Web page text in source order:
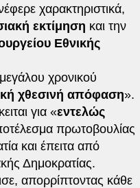
χαρακτηριστικά,
εκτίμηση και την
Εθνικής
χρονικού
χθεσινή απόφαση».
για «εντελώς
πρωτοβουλίας
και έπειτα από
Δημοκρατίας.
απορρίπτοντας κάθε